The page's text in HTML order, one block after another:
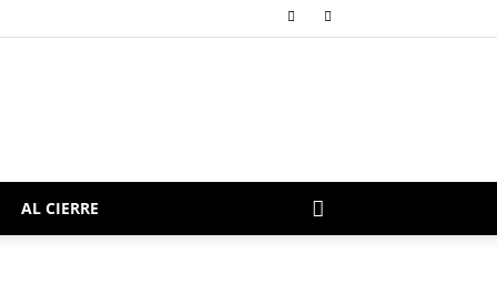
AL CIERRE